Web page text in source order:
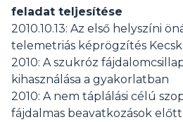
feladat teljesítése
2010.10.13: Az első helyszíni
telemetriás képrögzítés
2010: A szukróz
kihasználása a gyakorlatban
2010: A nem táplálási célú
fájdalmas beavatkozások előtt